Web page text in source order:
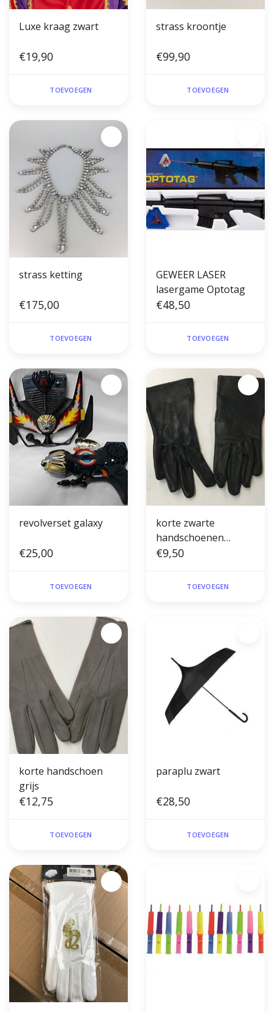
Luxe kraag zwart
€19,90
TOEVOEGEN
strass kroontje
€99,90
TOEVOEGEN
strass ketting
€175,00
TOEVOEGEN
GEWEER LASER
lasergame Optotag
€48,50
TOEVOEGEN
revolverset galaxy
€25,00
TOEVOEGEN
korte zwarte
handschoenen
leather look
€9,50
TOEVOEGEN
korte handschoen
grijs
€12,75
TOEVOEGEN
paraplu zwart
€28,50
TOEVOEGEN